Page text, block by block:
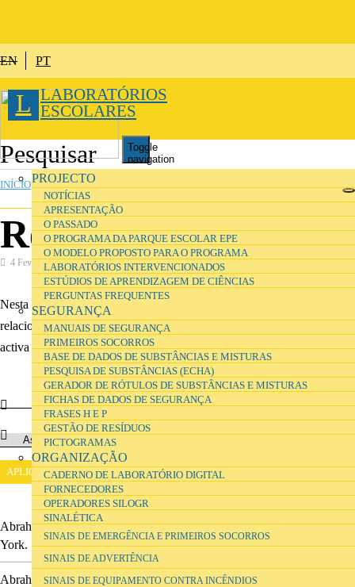
EN PT
L LABORATÓRIOS
ESCOLARES
Toggle
navigation
PROJECTO
NOTÍCIAS
APRESENTAÇÃO
O PASSADO
O PROGRAMA DA PARQUE ESCOLAR EPE
O MODELO PROPOSTO PARA O PROGRAMA
LABORATÓRIOS INTERVENCIONADOS
ESTÚDIOS DE APRENDIZAGEM DE CIÊNCIAS
PERGUNTAS FREQUENTES
SEGURANÇA
MANUAIS DE SEGURANÇA
PRIMEIROS SOCORROS
BASE DE DADOS DE SUBSTÂNCIAS E MISTURAS
PESQUISA DE SUBSTÂNCIAS (ECHA)
GERADOR DE RÓTULOS DE SUBSTÂNCIAS E MISTURAS
FICHAS DE DADOS DE SEGURANÇA
FRASES H E P
GESTÃO DE RESÍDUOS
PICTOGRAMAS
ORGANIZAÇÃO
CADERNO DE LABORATÓRIO DIGITAL
FORNECEDORES
OPERADORES SILOGR
SINALÉTICA
SINAIS DE EMERGÊNCIA E PRIMEIROS SOCORROS
SINAIS DE ADVERTÊNCIA
SINAIS DE EQUIPAMENTO CONTRA INCÊNDIOS
ESTÁ AQUI
INÍCIO»INVESTIGAÇÃO
Referências
4 Fevereiro 2017 Investigação
Nesta secção pode consultar referências de projectos e bibliografia
relacionadas com a investigação sobre ambientes de aprendizagem
activa para o ensino das ciências e temas relacionados.
Abrahams, I. Z. (2005). Between rhetoric and reality. University of
York.
Abrahams, Ian (2011). Practical work in secondary science: A minds-